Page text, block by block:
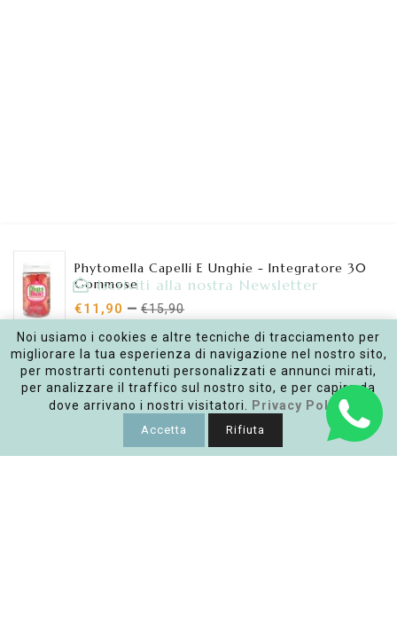
Phytomella Capelli E Unghie - Integratore 30
Gommose
€11,90
€15,90
SOLD OUT
Iscriviti alla nostra Newsletter
Inserisci la tua e-mail
FacebookInstagram
Noi usiamo i cookies e altre tecniche di tracciamento per
migliorare la tua esperienza di navigazione nel nostro sito,
per mostrarti contenuti personalizzati e annunci mirati,
per analizzare il traffico sul nostro sito, e per capire da
dove arrivano i nostri visitatori.
Privacy Policy
Accetta Rifiuta